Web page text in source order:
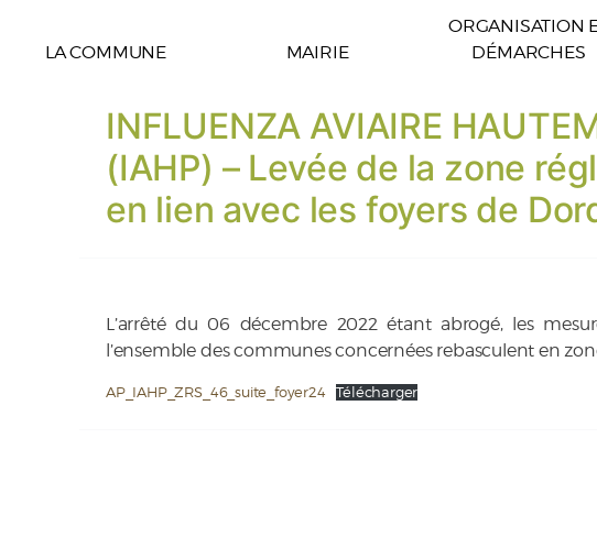
LA COMMUNE MAIRIE
ORGANISATION
DÉMARCHES
INFLUENZA AVIAIRE
(IAHP) – Levée de la zone
en lien avec les foyers de
L’arrêté du 06 décembre 2022 étant abrogé, les
l’ensemble des communes concernées rebasculent en
AP_IAHP_ZRS_46_suite_foyer24 Télécharger